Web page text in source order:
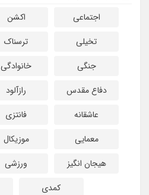
اجتماعی
اکشن
تخیلی
ترسناک
جنگی
خانوادگی
دفاع مقدس
رازآلود
عاشقانه
فانتزی
معمایی
موزیکال
هیجان انگیز
ورزشی
کمدی